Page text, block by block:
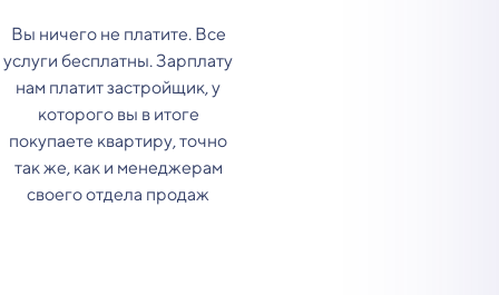
Вы ничего не платите. Все
услуги бесплатны. Зарплату
нам платит застройщик, у
которого вы в итоге
покупаете квартиру, точно
так же, как и менеджерам
своего отдела продаж